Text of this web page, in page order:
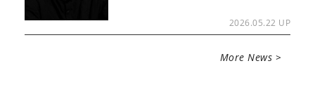
2026.05.22 UP
More News >